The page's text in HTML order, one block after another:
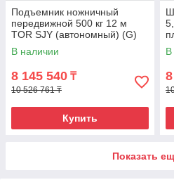
Подъемник ножничный
передвижной 500 кг 12 м
TOR SJY (автономный) (G)
В наличии
8 145 540 ₸
10 526 761 ₸
Купить
В
Показать